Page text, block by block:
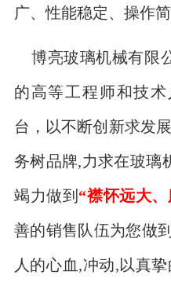
广、性能稳定、操作简
博亮玻璃机械有限
的高等工程师和技
台，以不断创新求发
务树品牌,力求在玻璃
竭力做到 “襟怀远大
善的销售队伍为您做
人的心血,冲动,以真